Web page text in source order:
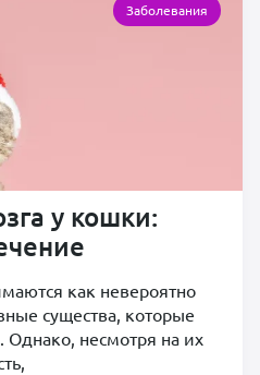
у кошки:
как невероятно
существа, которые
Однако, несмотря на их
Заболевания